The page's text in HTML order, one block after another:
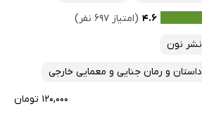
پرفروش‌ها
ارزان ترین‌ها
۴.۶ (امتیاز ۶۹۷ نفر)
نشر نون
داستان و رمان جنایی و معمایی خارجی
۱۲۰,۰۰۰ تومان